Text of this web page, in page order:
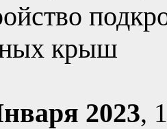
крыш
2023,